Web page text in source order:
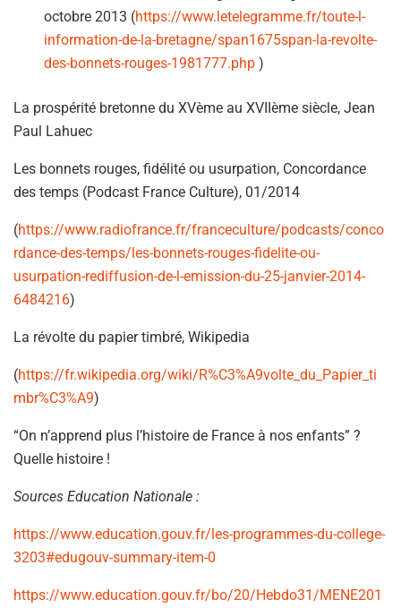
octobre 2013 (https://www.letelegramme.fr/toute-l-
information-de-la-bretagne/span1675span-la-revolte-
des-bonnets-rouges-1981777.php )
La prospérité bretonne du XVème au XVIIème siècle, Jean
Paul Lahuec
Les bonnets rouges, fidélité ou usurpation, Concordance
des temps (Podcast France Culture), 01/2014
(https://www.radiofrance.fr/franceculture/podcasts/conco
rdance-des-temps/les-bonnets-rouges-fidelite-ou-
usurpation-rediffusion-de-l-emission-du-25-janvier-2014-
6484216)
La révolte du papier timbré, Wikipedia
(https://fr.wikipedia.org/wiki/R%C3%A9volte_du_Papier_ti
mbr%C3%A9)
“On n’apprend plus l’histoire de France à nos enfants” ?
Quelle histoire !
Sources Education Nationale :
https://www.education.gouv.fr/les-programmes-du-college-
3203#edugouv-summary-item-0
https://www.education.gouv.fr/bo/20/Hebdo31/MENE201